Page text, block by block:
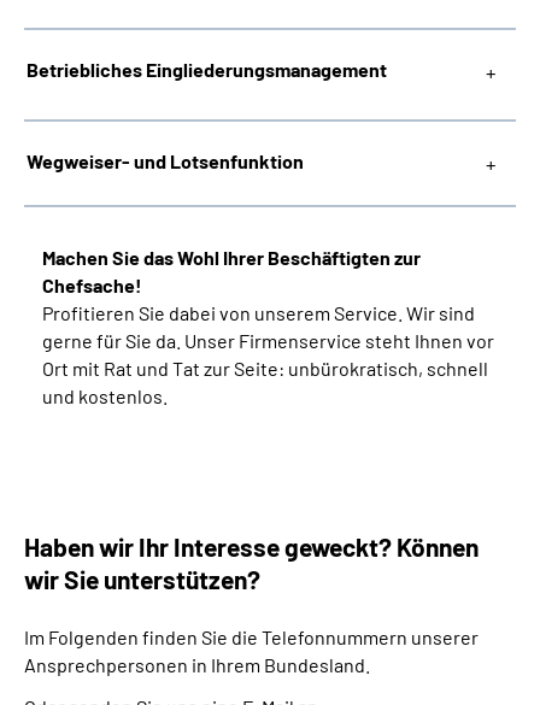
Betriebliches Eingliederungsmanagement
Wegweiser- und Lotsenfunktion
Machen Sie das Wohl Ihrer Beschäftigten zur
Chefsache!
Profitieren Sie dabei von unserem Service. Wir sind
gerne für Sie da. Unser Firmenservice steht Ihnen vor
Ort mit Rat und Tat zur Seite: unbürokratisch, schnell
und kostenlos.
Haben wir Ihr Interesse geweckt? Können
wir Sie unterstützen?
Im Folgenden finden Sie die Telefonnummern unserer
Ansprechpersonen in Ihrem Bundesland.